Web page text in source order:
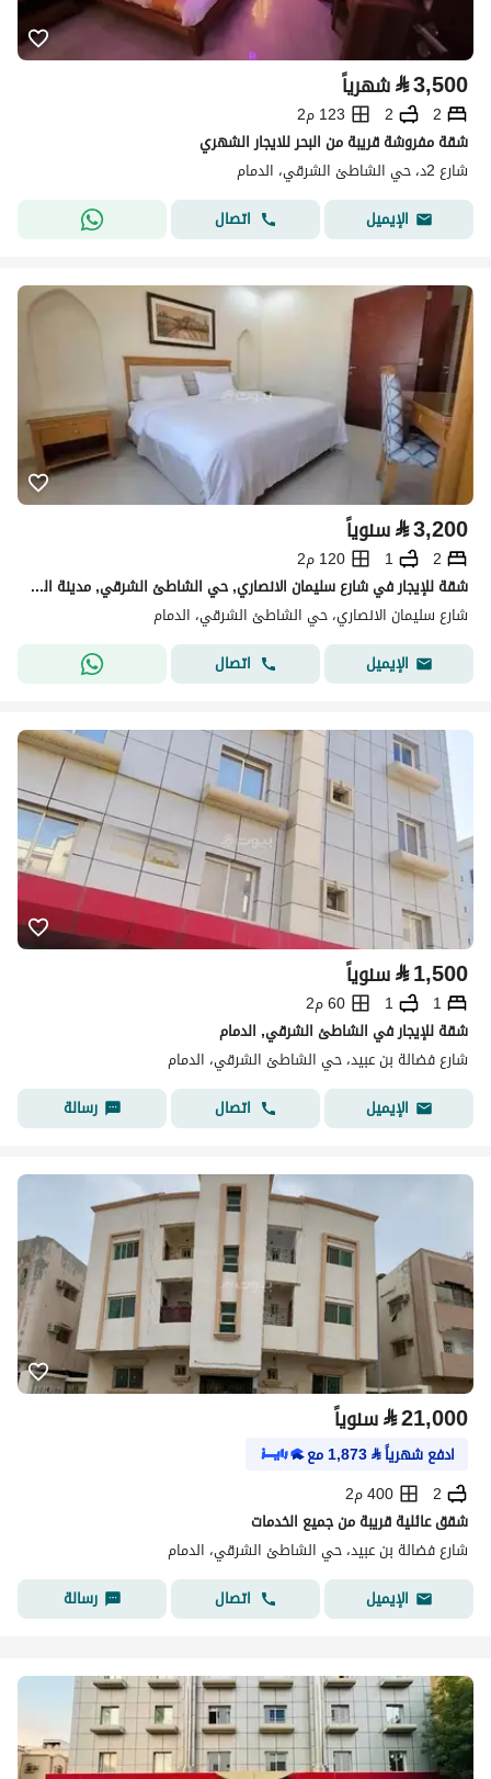
⃁3,500 شهرياً
2
2
123 م2
شقة مفروشة قريبة من البحر للايجار الشهري
شارع 2د، حي الشاطئ الشرقي، الدمام
الإيميل
اتصال
⃁3,200 سنوياً
2
1
120 م2
شقة للإيجار في شارع سليمان الانصاري, حي الشاطئ الشرقي, مدينة الدمام, المنطقة الشرقية
شارع سليمان الانصاري، حي الشاطئ الشرقي، الدمام
الإيميل
اتصال
⃁1,500 سنوياً
1
1
60 م2
شقة للإيجار في الشاطئ الشرقي, الدمام
شارع فضالة بن عبيد، حي الشاطئ الشرقي، الدمام
الإيميل
اتصال رسالة
⃁21,000 سنوياً
ادفع شهرياً⃁
1,873مع
2
400 م2
شقق عائلية قريبة من جميع الخدمات
شارع فضالة بن عبيد، حي الشاطئ الشرقي، الدمام
الإيميل
اتصال رسالة